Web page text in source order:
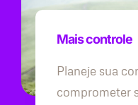
Mais controle
Planeje sua
comprometer